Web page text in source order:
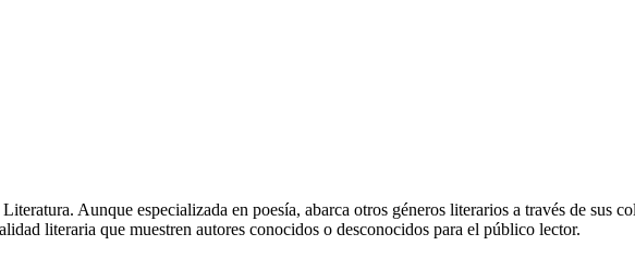
Aunque especializada en poesía, abarca otros géneros literarios a través de sus
literaria que muestren autores conocidos o desconocidos para el público lector.